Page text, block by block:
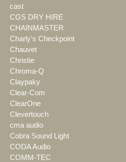
cast
CGS DRY HIRE
CHAINMASTER
Charly's Checkpoint
Chauvet
Christie
Chroma-Q
Claypaky
Clear-Com
ClearOne
Clevertouch
cma audio
Cobra Sound Light
CODA Audio
COMM-TEC